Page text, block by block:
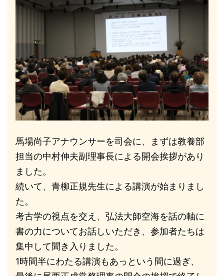
馬場尚子アナウンサーを司会に、まずは教養部
担当の中村伸夫副理事長による開会挨拶があり
ました。
続いて、青柳正規先生による講演が始まりまし
た。
考古学の視点を交え、弘法大師空海を話の軸に
書の力についてお話しいただき、参加者たちは
集中して聞き入りました。
1時間半にわたる講演もあっという間に過ぎ、